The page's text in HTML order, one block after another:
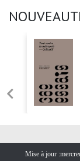
Mise à jour